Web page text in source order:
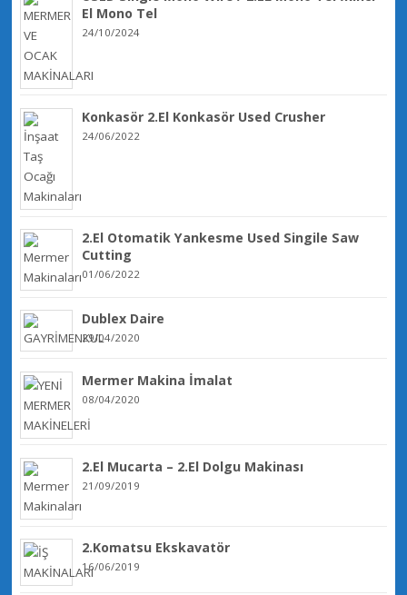
El Mono Tel
24/10/2024
Konkasör 2.El Konkasör Used Crusher
24/06/2022
2.El Otomatik Yankesme Used Singile Saw
Cutting
01/06/2022
Dublex Daire
29/04/2020
Mermer Makina İmalat
08/04/2020
2.El Mucarta – 2.El Dolgu Makinası
21/09/2019
2.Komatsu Ekskavatör
16/06/2019